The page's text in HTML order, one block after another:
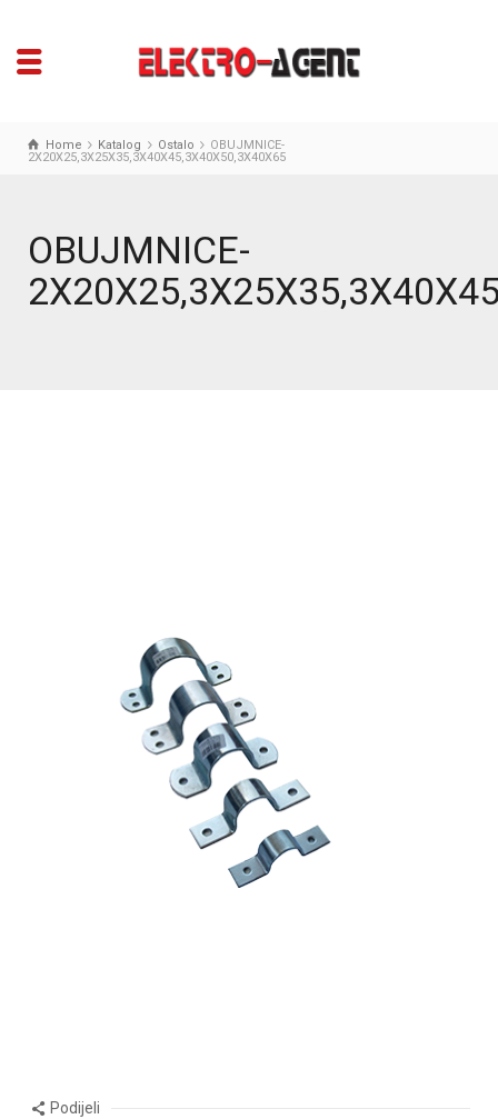
Home Katalog Ostalo
OBUJMNICE-
2X20X25,3X25X35,3X40X45,3X40X50,3X40X65
OBUJMNICE-
Podijeli